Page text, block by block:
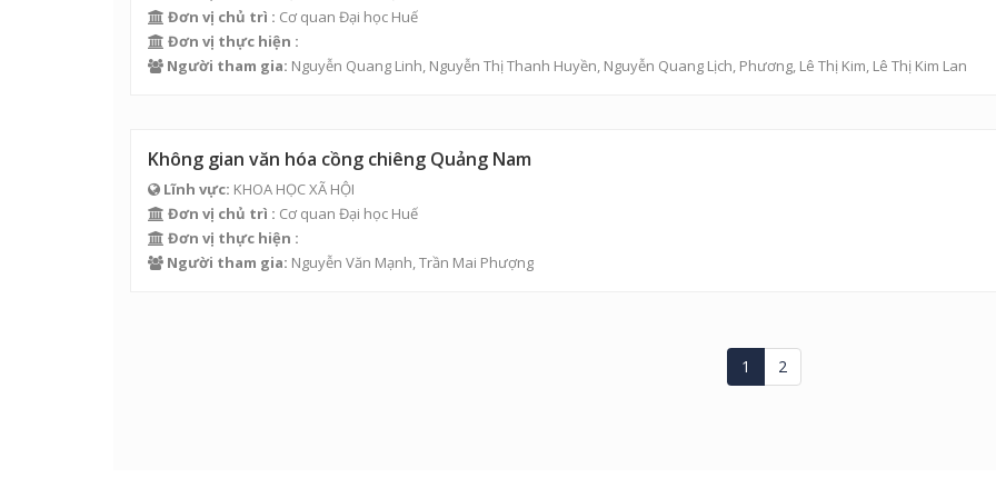
Đơn vị chủ trì : Cơ quan Đại học Huế
Đơn vị thực hiện :
Người tham gia: Nguyễn Quang Linh, Nguyễn Thị Thanh Huyền, Nguyễn Quang Lịch, Phương, Lê Thị Kim, Lê Thị Kim Lan
Không gian văn hóa cồng chiêng Quảng Nam
Lĩnh vực: KHOA HỌC XÃ HỘI
Đơn vị chủ trì : Cơ quan Đại học Huế
Đơn vị thực hiện :
Người tham gia: Nguyễn Văn Mạnh,Trần Mai Phượng
1 2